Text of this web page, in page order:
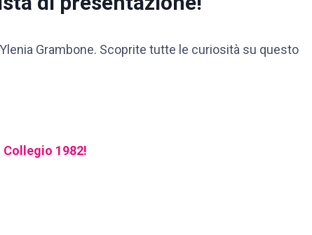
Grambone. Scoprite tutte le curiosità su questo
1982!